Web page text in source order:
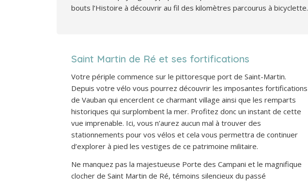
bouts l’Histoire à découvrir au fil des kilomètres parcourus à bicyclette.
Saint Martin de Ré et ses fortifications
Votre périple commence sur le pittoresque port de Saint-Martin.
Depuis votre vélo vous pourrez découvrir les imposantes fortifications
de Vauban qui encerclent ce charmant village ainsi que les remparts
historiques qui surplombent la mer. Profitez donc un instant de cette
vue imprenable. Ici, vous n’aurez aucun mal à trouver des
stationnements pour vos vélos et cela vous permettra de continuer
d’explorer à pied les vestiges de ce patrimoine militaire.
Ne manquez pas la majestueuse Porte des Campani et le magnifique
clocher de Saint Martin de Ré, témoins silencieux du passé